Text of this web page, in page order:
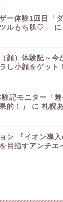
ー体験1回目「
ルもち肌♡」
に
顔）体験記～今
し小顔をゲット
記モニター「
的！」
に 札幌
ン 『イオン導
目指すアンチエ